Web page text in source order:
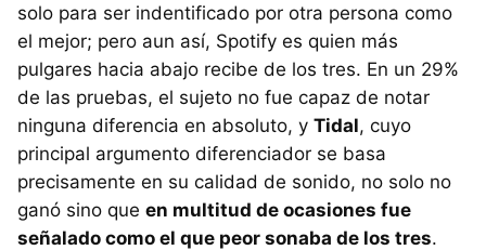
solo para ser indentificado por otra persona como
el mejor; pero aun así, Spotify es quien más
pulgares hacia abajo recibe de los tres. En un 29%
de las pruebas, el sujeto no fue capaz de notar
ninguna diferencia en absoluto, y Tidal, cuyo
principal argumento diferenciador se basa
precisamente en su calidad de sonido, no solo no
ganó sino que en multitud de ocasiones fue
señalado como el que peor sonaba de los tres.